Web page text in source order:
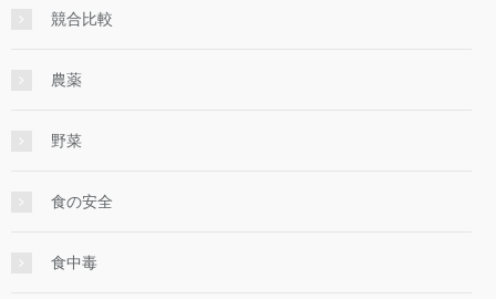
競合比較
農薬
野菜
食の安全
食中毒